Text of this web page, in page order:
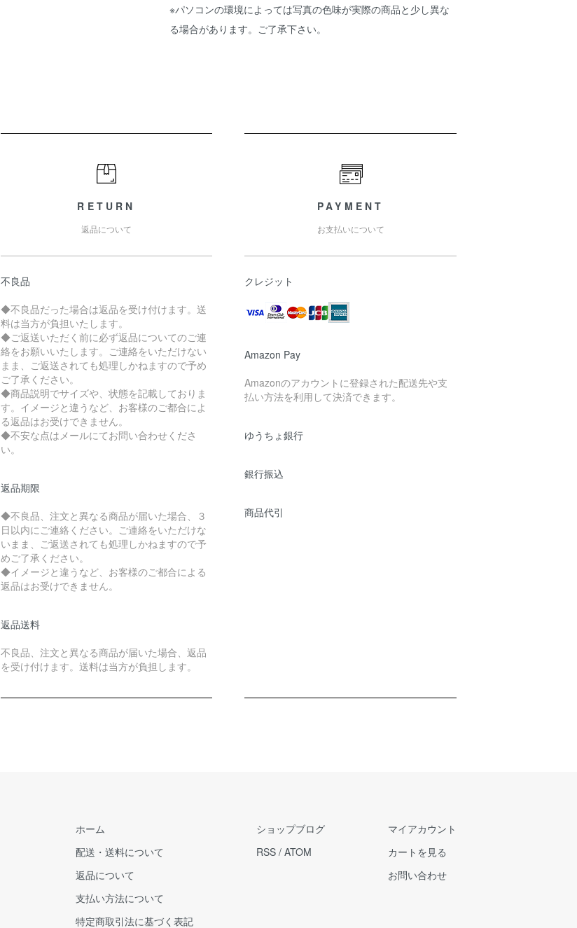
※パソコンの環境によっては写真の色味が実際の商品と少し異な
る場合があります。ご了承下さい。
RETURN
返品について
不良品
◆不良品だった場合は返品を受け付けます。送
料は当方が負担いたします。
◆ご返送いただく前に必ず返品についてのご連
絡をお願いいたします。ご連絡をいただけない
まま、ご返送されても処理しかねますので予め
ご了承ください。
◆商品説明でサイズや、状態を記載しておりま
す。イメージと違うなど、お客様のご都合によ
る返品はお受けできません。
◆不安な点はメールにてお問い合わせくださ
い。
返品期限
◆不良品、注文と異なる商品が届いた場合、３
日以内にご連絡ください。ご連絡をいただけな
いまま、ご返送されても処理しかねますので予
めご了承ください。
◆イメージと違うなど、お客様のご都合による
返品はお受けできません。
返品送料
不良品、注文と異なる商品が届いた場合、返品
を受け付けます。送料は当方が負担します。
PAYMENT
お支払いについて
クレジット
Amazon Pay
Amazonのアカウントに登録された配送先や支
払い方法を利用して決済できます。
ゆうちょ銀行
銀行振込
商品代引
ホーム
配送・送料について
返品について
支払い方法について
特定商取引法に基づく表記
ショップブログ
RSS / ATOM
マイアカウント
カートを見る
お問い合わせ